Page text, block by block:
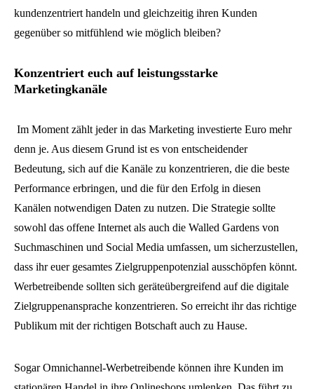
kundenzentriert handeln und gleichzeitig ihren Kunden
gegenüber so mitfühlend wie möglich bleiben?
Konzentriert euch auf leistungsstarke
Marketingkanäle
Im Moment zählt jeder in das Marketing investierte Euro mehr
denn je. Aus diesem Grund ist es von entscheidender
Bedeutung, sich auf die Kanäle zu konzentrieren, die die beste
Performance erbringen, und die für den Erfolg in diesen
Kanälen notwendigen Daten zu nutzen. Die Strategie sollte
sowohl das offene Internet als auch die Walled Gardens von
Suchmaschinen und Social Media umfassen, um sicherzustellen,
dass ihr euer gesamtes Zielgruppenpotenzial ausschöpfen könnt.
Werbetreibende sollten sich geräteübergreifend auf die digitale
Zielgruppenansprache konzentrieren. So erreicht ihr das richtige
Publikum mit der richtigen Botschaft auch zu Hause.
Sogar Omnichannel-Werbetreibende können ihre Kunden im